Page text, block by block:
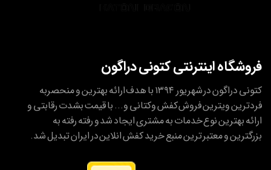
فروشگاه اینترنتی کتونی دراگون
کتونی دراگون در شهریور ۱۳۹۴ با هدف ارائه بهترین و منحصربه
فردترین ویترین فروش کفش وکتانی و... با قیمت بشدت رقابتی و
ارائه بهترین نوع خدمات به مشتری ایجاد شد و رفته رفته به
بزرگترین و معتبر ترین منبع خرید کفش انلاین در ایران تبدیل شد.